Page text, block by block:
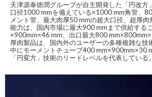
天津源泰徳潤グループが自主開発した「円改方
口径1000 mmを備えている×1000 mm角管、
メント管、最大肉厚50 mmの超大口径、超厚
能力は、国内市場に最大900 mmまで供給する
×900mm×46 mm、出口最大800
厚肉製品は、国内外のユーザーの多種複雑な技
中にモーメントチューブ400 mm×900mm×30
「円変方」技術のリードレベルを代表している。